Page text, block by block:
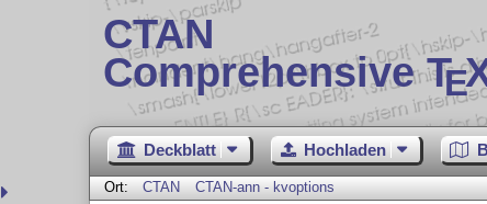
CTAN
Comprehensive TE
Deckblatt Hochladen
Ort: CTAN CTAN-ann - kvoptions